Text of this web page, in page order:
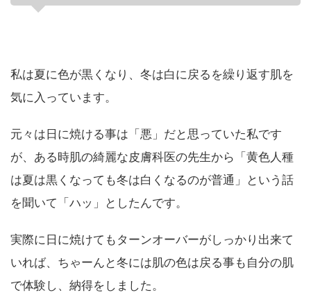
私は夏に色が黒くなり、冬は白に戻るを繰り返す肌を
気に入っています。
元々は日に焼ける事は「悪」だと思っていた私です
が、ある時肌の綺麗な皮膚科医の先生から「黄色人種
は夏は黒くなっても冬は白くなるのが普通」という話
を聞いて「ハッ」としたんです。
実際に日に焼けてもターンオーバーがしっかり出来て
いれば、ちゃーんと冬には肌の色は戻る事も自分の肌
で体験し、納得をしました。